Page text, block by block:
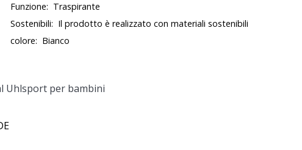
Funzione: Traspirante
Sostenibili: Il prodotto è realizzato con materiali sostenibili
colore: Bianco
Uhlsport per bambini